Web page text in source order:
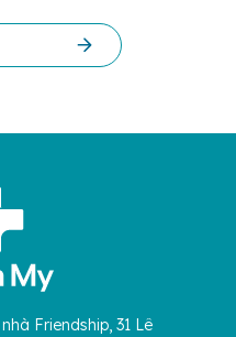
Friendship, 31 Lê